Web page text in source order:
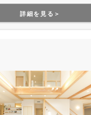
は、価格を抑えるために素
の工務店との共同仕入れ
ることで、品質を保った
提案することを得意として
詳細を見る＞